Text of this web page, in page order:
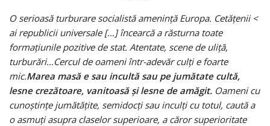
O serioasă turburare socialistă ameninţă Europa. Cetăţenii <
ai republicii universale […] încearcă a răsturna toate
formaţiunile pozitive de stat. Atentate, scene de uliţă,
turburări…Cercul de oameni într-adevăr culţi e foarte
mic.Marea masă e sau incultă sau pe jumătate cultă,
lesne crezătoare, vanitoasă şi lesne de amăgit. Oameni cu
cunoştinţe jumătăţite, semidocţi sau inculţi cu totul, caută a
o asmuţi asupra claselor superioare, a căror superioritate